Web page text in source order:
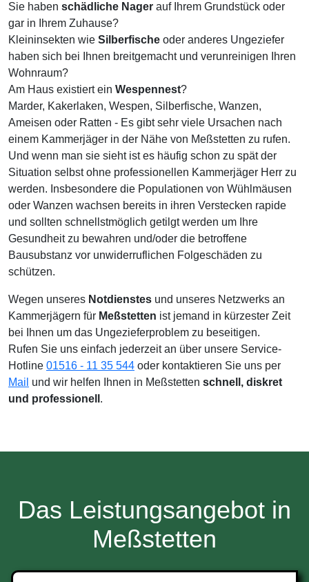
Sie haben schädliche Nager auf Ihrem Grundstück oder
gar in Ihrem Zuhause?
Kleininsekten wie Silberfische oder anderes Ungeziefer
haben sich bei Ihnen breitgemacht und verunreinigen Ihren
Wohnraum?
Am Haus existiert ein Wespennest?
Marder, Kakerlaken, Wespen, Silberfische, Wanzen,
Ameisen oder Ratten - Es gibt sehr viele Ursachen nach
einem Kammerjäger in der Nähe von Meßstetten zu rufen.
Und wenn man sie sieht ist es häufig schon zu spät der
Situation selbst ohne professionellen Kammerjäger Herr zu
werden. Insbesondere die Populationen von Wühlmäusen
oder Wanzen wachsen bereits in ihren Verstecken rapide
und sollten schnellstmöglich getilgt werden um Ihre
Gesundheit zu bewahren und/oder die betroffene
Bausubstanz vor unwiderruflichen Folgeschäden zu
schützen.
Wegen unseres Notdienstes und unseres Netzwerks an
Kammerjägern für Meßstetten ist jemand in kürzester Zeit
bei Ihnen um das Ungezieferproblem zu beseitigen.
Rufen Sie uns einfach jederzeit an über unsere Service-
Hotline 01516 - 11 35 544 oder kontaktieren Sie uns per
Mail und wir helfen Ihnen in Meßstetten schnell, diskret
und professionell .
Das Leistungsangebot in
Meßstetten